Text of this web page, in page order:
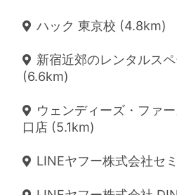
ハック 東京校 (4.8km)
新宿近郊のレンタルス
(6.6km)
ウェンディーズ・ファ
口店 (5.1km)
LINEヤフー株式会社セ